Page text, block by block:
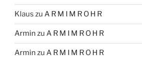
Klaus zu A R M I M R O H R
Armin zu A R M I M R O H R
Armin zu A R M I M R O H R